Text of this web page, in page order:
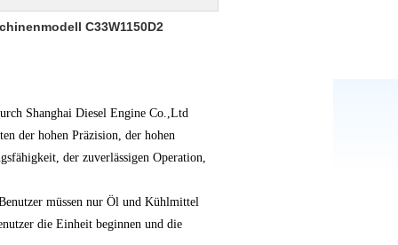
C33W1150D2
Shanghai Diesel Engine Co.,Ltd
der hohen Präzision, der hohen
der zuverlässigen Operation,
müssen nur Öl und Kühlmittel
die Einheit beginnen und die